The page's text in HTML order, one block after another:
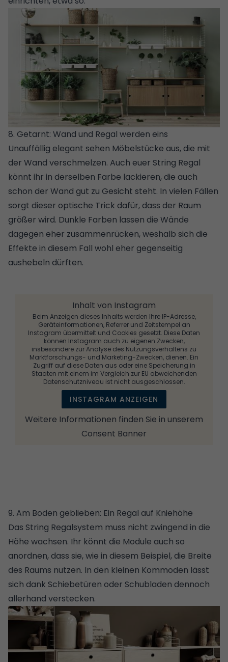
8. Getarnt: Wand und Regal werden eins
Unauffällig elegant sehen Möbelstücke aus, die mit
der Wand verschmelzen. Auch euer String Regal
könnt ihr in derselben Farbe lackieren, die auch
schon der Wand gut zu Gesicht steht. In vielen Fällen
sorgt dieser optische Trick dafür, dass der Raum
größer wird. Dunkle Farben lassen die Wände
dagegen eher zusammenrücken, weshalb sich die
Effekte in diesem Fall wohl eher gegenseitig
aushebeln dürften.
Inhalt von Instagram
Beim Anzeigen dieses Inhalts werden Ihre IP-Adresse,
Geräteinformationen, Referrer und Zeitstempel an
Instagram übermittelt und Cookies gesetzt. Diese Daten
können Instagram auch zu eigenen Zwecken,
insbesondere zur Analyse des Nutzungsverhaltens zu
Marktforschungs- und Marketing-Zwecken, dienen. Ein
Zugriff auf diese Daten aus oder eine Speicherung in
Staaten mit einem im Vergleich zur EU abweichenden
Datenschutzniveau ist nicht ausgeschlossen.
INSTAGRAM ANZEIGEN
Weitere Informationen finden Sie in unserem
Consent Banner
9. Am Boden geblieben: Ein Regal auf Kniehöhe
Das String Regalsystem muss nicht zwingend in die
Höhe wachsen. Ihr könnt die Module auch so
anordnen, dass sie, wie in diesem Beispiel, die Breite
des Raums nutzen. In den kleinen Kommoden lässt
sich dank Schiebetüren oder Schubladen dennoch
allerhand verstecken.